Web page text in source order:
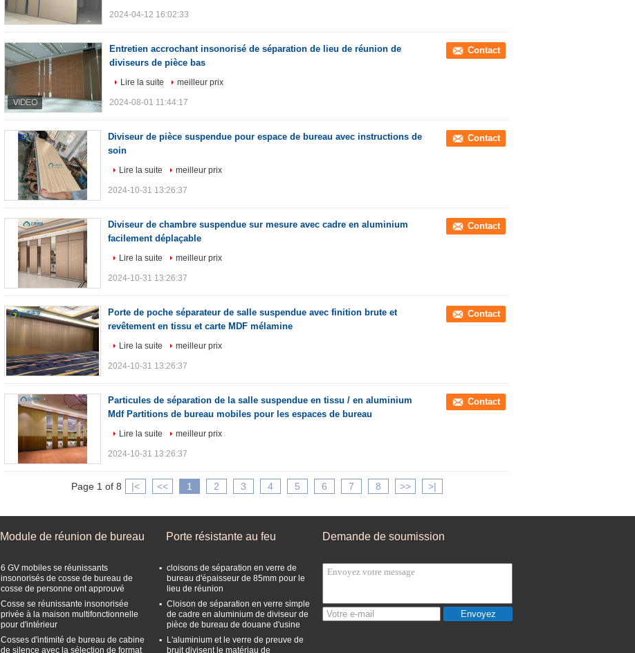
2024-04-12 16:02:33
Entretien accrochant insonorisé de séparation de lieu de réunion de
diviseurs de pièce bas
Contact
Lire la suite meilleur prix
2024-08-01 11:44:17
Diviseur de pièce suspendue pour espace de bureau avec instructions de
soin
Contact
Lire la suite meilleur prix
2024-10-31 13:26:37
Diviseur de chambre suspendue sur mesure avec cadre en aluminium
facilement déplaçable
Contact
Lire la suite meilleur prix
2024-10-31 13:26:37
Porte de poche séparateur de salle suspendue avec finition brute et
revêtement en tissu et carte MDF mélamine
Contact
Lire la suite meilleur prix
2024-10-31 13:26:37
Particules de séparation de la salle suspendue en tissu / en aluminium
Mdf Partitions de bureau mobiles pour les espaces de bureau
Contact
Lire la suite meilleur prix
2024-10-31 13:26:37
Page 1 of 8 |< << 1 2 3 4 5 6 7 8 >> >|
Module de réunion de bureau
6 GV mobiles se réunissants
insonorisés de cosse de bureau de
cosse de personne ont approuvé
Cosse se réunissante insonorisée
privée à la maison multifonctionnelle
pour d'intérieur
Cosses d'intimité de bureau de cabine
de silence avec la sélection de format
Porte résistante au feu
cloisons de séparation en verre de
bureau d'épaisseur de 85mm pour le
lieu de réunion
Cloison de séparation en verre simple
de cadre en aluminium de diviseur de
pièce de bureau de douane d'usine
L'aluminium et le verre de preuve de
bruit divisent le matériau de
Demande de soumission
Envoyez